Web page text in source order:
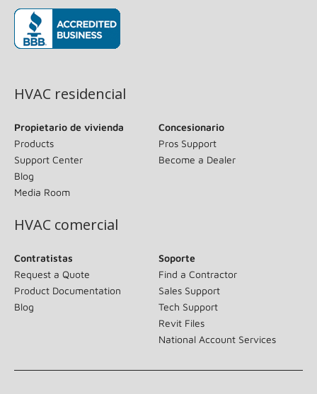
HVAC residencial
Propietario de vivienda
Products
Support Center
Blog
Media Room
Concesionario
Pros Support
Become a Dealer
HVAC comercial
Contratistas
Request a Quote
Product Documentation
Blog
Soporte
Find a Contractor
Sales Support
Tech Support
Revit Files
National Account Services